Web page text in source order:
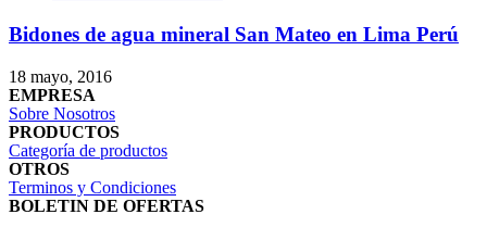
Bidones de agua mineral San Mateo en Lima Perú
18 mayo, 2016
EMPRESA
Sobre Nosotros
PRODUCTOS
Categoría de productos
OTROS
Terminos y Condiciones
BOLETIN DE OFERTAS